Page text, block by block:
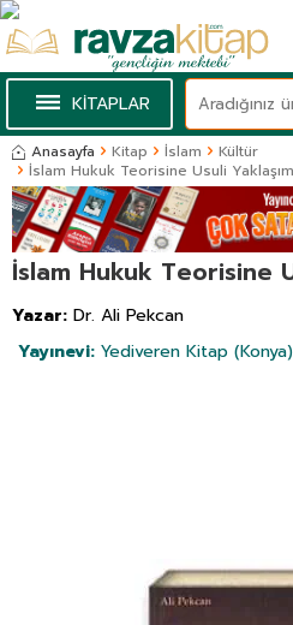
KİTAPLAR
Anasayfa Kitap İslam
Kültür
İslam Hukuk Teorisine Usuli
İslam Hukuk Teorisine
Yazar: Dr. Ali Pekcan
Yayınevi: Yediveren Kitap (Konya)